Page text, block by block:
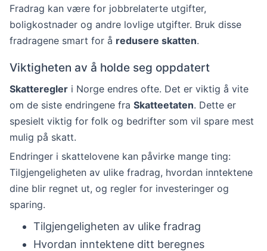
Fradrag kan være for jobbrelaterte utgifter,
boligkostnader og andre lovlige utgifter. Bruk disse
fradragene smart for å redusere skatten.
Viktigheten av å holde seg oppdatert
Skatteregler i Norge endres ofte. Det er viktig å vite
om de siste endringene fra Skatteetaten. Dette er
spesielt viktig for folk og bedrifter som vil spare mest
mulig på skatt.
Endringer i skattelovene kan påvirke mange ting:
Tilgjengeligheten av ulike fradrag, hvordan inntektene
dine blir regnet ut, og regler for investeringer og
sparing.
Tilgjengeligheten av ulike fradrag
Hvordan inntektene ditt beregnes